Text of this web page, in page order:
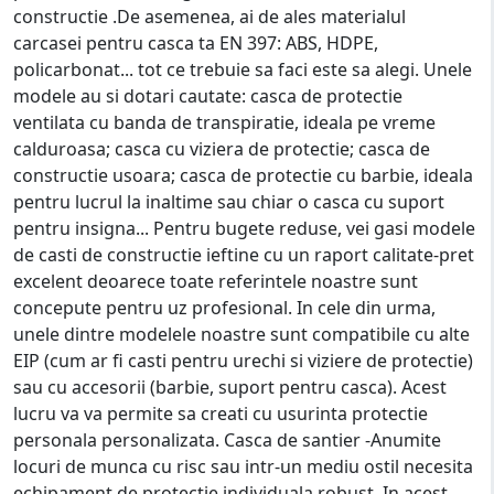
constructie .De asemenea, ai de ales materialul
carcasei pentru casca ta EN 397: ABS, HDPE,
policarbonat... tot ce trebuie sa faci este sa alegi. Unele
modele au si dotari cautate: casca de protectie
ventilata cu banda de transpiratie, ideala pe vreme
calduroasa; casca cu viziera de protectie; casca de
constructie usoara; casca de protectie cu barbie, ideala
pentru lucrul la inaltime sau chiar o casca cu suport
pentru insigna... Pentru bugete reduse, vei gasi modele
de casti de constructie ieftine cu un raport calitate-pret
excelent deoarece toate referintele noastre sunt
concepute pentru uz profesional. In cele din urma,
unele dintre modelele noastre sunt compatibile cu alte
EIP (cum ar fi casti pentru urechi si viziere de protectie)
sau cu accesorii (barbie, suport pentru casca). Acest
lucru va va permite sa creati cu usurinta protectie
personala personalizata. Casca de santier -Anumite
locuri de munca cu risc sau intr-un mediu ostil necesita